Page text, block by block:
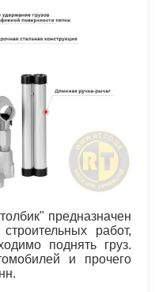
предназначен
работ,
поднять груз.
и прочего